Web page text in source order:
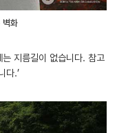
벽화
지름길이 없습니다. 참고
다.’